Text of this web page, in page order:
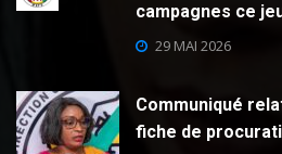
campagnes ce
29 MAI 2026
Communiqué
fiche de